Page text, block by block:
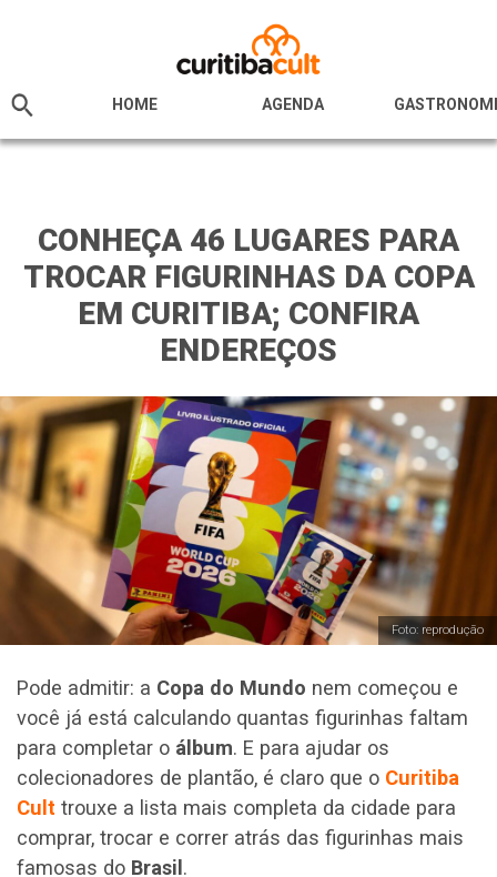
HOME AGENDA
CONHEÇA 46 LUGARES PARA
TROCAR FIGURINHAS DA COPA
EM CURITIBA; CONFIRA
ENDEREÇOS
Foto: reprodução
Pode admitir: a Copa do Mundo nem começou e
você já está calculando quantas figurinhas faltam
para completar o álbum. E para ajudar os
colecionadores de plantão, é claro que o Curitiba
Cult trouxe a lista mais completa da cidade para
comprar, trocar e correr atrás das figurinhas mais
famosas do Brasil .